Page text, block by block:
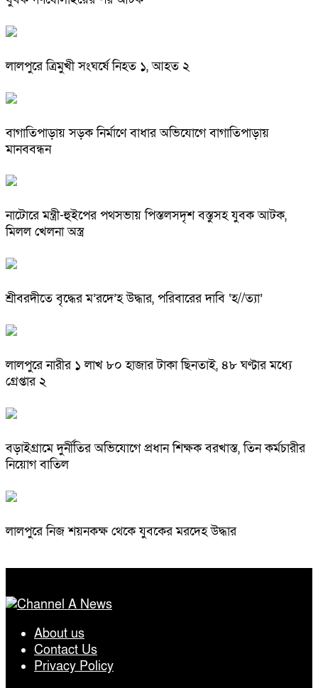
লালপুরে ত্রিমুখী সংঘর্ষে নিহত ১, আহত ২
বাগাতিপাড়ায় সড়ক নির্মাণে বাধার অভিযোগে বাগাতিপাড়ায়
মানববন্ধন
নাটোরে মন্ত্রী-হুইপের পথসভায় পিস্তলসদৃশ বস্তুসহ যুবক আটক,
মিলল খেলনা অস্ত্র
শ্রীবরদীতে বৃদ্ধের ম’রদে’হ উদ্ধার, পরিবারের দাবি ‘হ//ত্যা’
লালপুরে নারীর ১ লাখ ৮০ হাজার টাকা ছিনতাই, ৪৮ ঘণ্টার মধ্যে
গ্রেপ্তার ২
বড়াইগ্রামে দুর্নীতির অভিযোগে প্রধান শিক্ষক বরখাস্ত, তিন কর্মচারীর
নিয়োগ বাতিল
লালপুরে নিজ শয়নকক্ষ থেকে যুবকের মরদেহ উদ্ধার
About us
Contact Us
Privacy Policy